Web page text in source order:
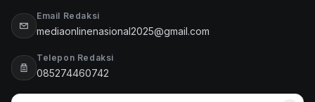
Email Redaksi
mediaonlinenasional2025@gmail.com
Telepon Redaksi
085274460742